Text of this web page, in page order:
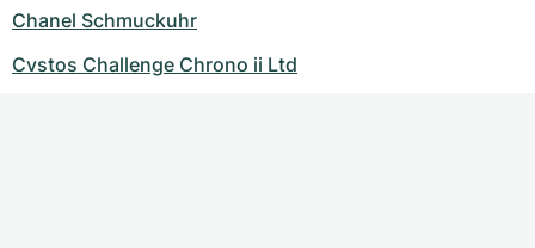
Chanel Schmuckuhr
Cvstos Challenge Chrono ii Ltd